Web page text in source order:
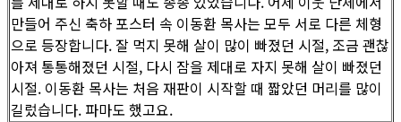
만들어 주신 축하 포스터 속 이동환 목사는 모두 서로 다른 체형
으로 등장합니다. 잘 먹지 못해 살이 많이 빠졌던 시절, 조금 괜찮
아져 통통해졌던 시절, 다시 잠을 제대로 자지 못해 살이 빠졌던
시절. 이동환 목사는 처음 재판이 시작할 때 짧았던 머리를 많이
길렀습니다. 파마도 했고요.